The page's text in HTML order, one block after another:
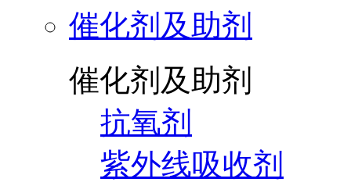
催化剂及助剂
催化剂及助剂
抗氧剂
紫外线吸收剂